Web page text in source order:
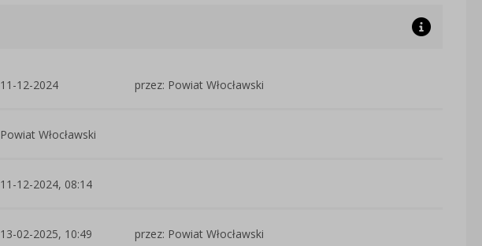
11-12-2024 przez: Powiat Włocławski
Powiat Włocławski
11-12-2024, 08:14
13-02-2025, 10:49 przez: Powiat Włocławski